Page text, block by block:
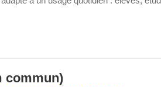
commun)